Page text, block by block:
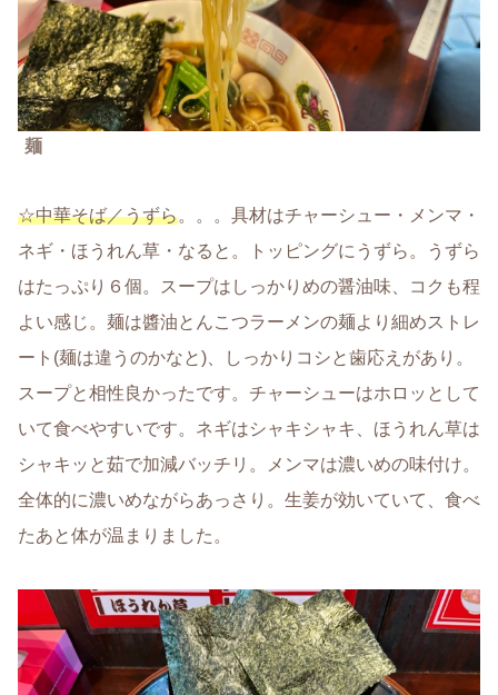
麺
☆中華そば／うずら。。。具材はチャーシュー・メンマ・
ネギ・ほうれん草・なると。トッピングにうずら。うずら
はたっぷり６個。スープはしっかりめの醤油味、コクも程
よい感じ。麺は醬油とんこつラーメンの麺より細めストレ
ート(麺は違うのかなと)、しっかりコシと歯応えがあり。
スープと相性良かったです。チャーシューはホロッとして
いて食べやすいです。ネギはシャキシャキ、ほうれん草は
シャキッと茹で加減バッチリ。メンマは濃いめの味付け。
全体的に濃いめながらあっさり。生姜が効いていて、食べ
たあと体が温まりました。